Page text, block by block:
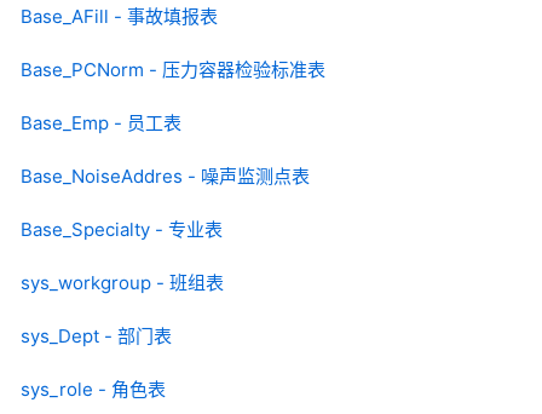
Base_AFill - 事故填报表
Base_PCNorm - 压力容器检验标准表
Base_Emp - 员工表
Base_NoiseAddres - 噪声监测点表
Base_Specialty - 专业表
sys_workgroup - 班组表
sys_Dept - 部门表
sys_role - 角色表